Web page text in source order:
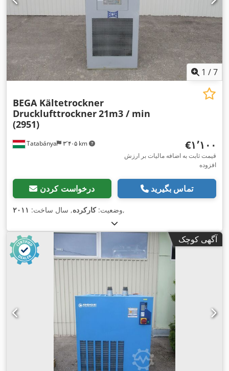
1 /7
Tatabánya ۳٬۴۰۵ km
BEGA Kältetrockner
Drucklufttrockner21m3 / min
(2951)
‎€۱٬۱۰۰
قیمت ثابت به اضافه مالیات بر ارزش
افزوده
درخواست کردن تماس بگیرید
وضعیت:کارکرده, سال ساخت: ۲۰۱۱ ,
آگهی کوچک